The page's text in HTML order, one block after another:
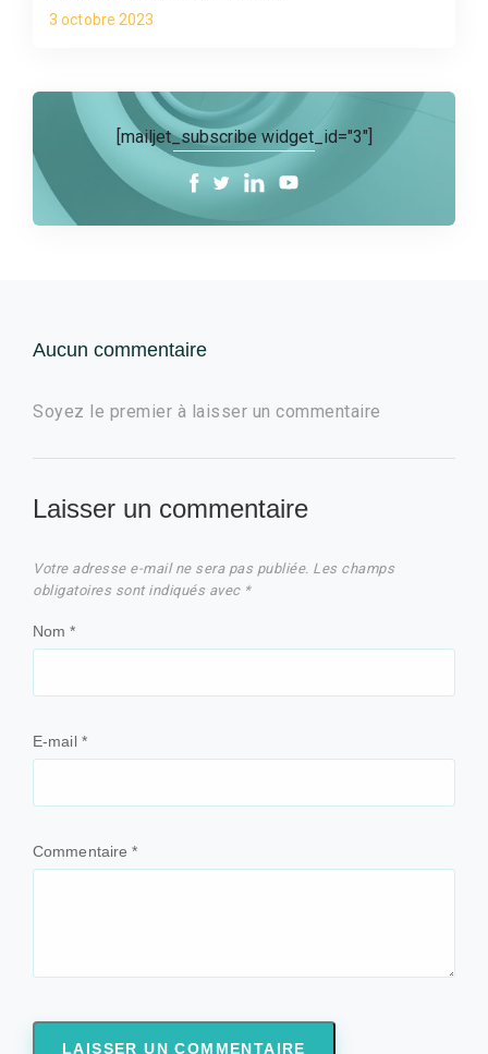
3 octobre 2023
[mailjet_subscribe widget_id="3"]
Aucun commentaire
Soyez le premier à laisser un commentaire
Laisser un commentaire
Votre adresse e-mail ne sera pas publiée. Les champs
obligatoires sont indiqués avec *
Commentaire*
Nom*
E-mail *